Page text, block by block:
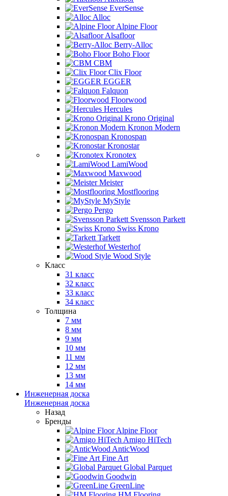
EverSense
Alloc
Alpine Floor
Alsafloor
Berry-Alloc
Boho Floor
CBM
Clix Floor
EGGER
Falquon
Floorwood
Hercules
Krono Original
Kronon Modern
Kronospan
Kronostar
Kronotex
LamiWood
Maxwood
Meister
Mostflooring
MyStyle
Pergo
Svensson Parkett
Swiss Krono
Tarkett
Westerhof
Wood Style
Класс
31 класс
32 класс
33 класс
34 класс
Толщина
7 мм
8 мм
9 мм
10 мм
11 мм
12 мм
13 мм
14 мм
Инженерная доска
Инженерная доска
Назад
Бренды
Alpine Floor
Amigo HiTech
AnticWood
Fine Art
Global Parquet
Goodwin
GreenLine